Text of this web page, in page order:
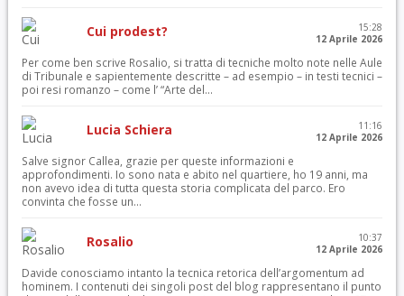
Cui prodest?
15:28
12 Aprile 2026
Per come ben scrive Rosalio, si tratta di tecniche molto note nelle Aule
di Tribunale e sapientemente descritte – ad esempio – in testi tecnici –
poi resi romanzo – come l’ “Arte del...
Lucia Schiera
11:16
12 Aprile 2026
Salve signor Callea, grazie per queste informazioni e
approfondimenti. Io sono nata e abito nel quartiere, ho 19 anni, ma
non avevo idea di tutta questa storia complicata del parco. Ero
convinta che fosse un...
Rosalio
10:37
12 Aprile 2026
Davide conosciamo intanto la tecnica retorica dell’argomentum ad
hominem. I contenuti dei singoli post del blog rappresentano il punto